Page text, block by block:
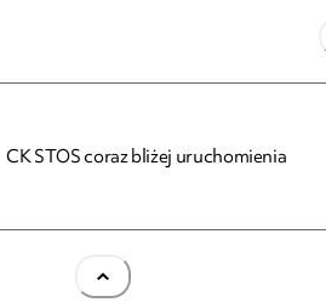
CK STOS coraz bliżej uruchomienia